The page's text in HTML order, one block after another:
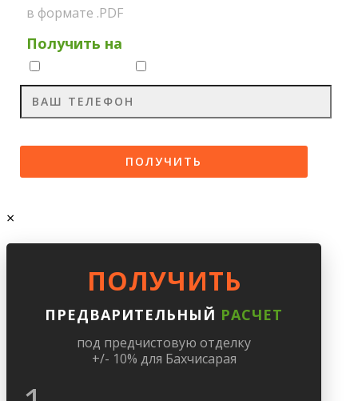
в формате .PDF
Получить на
×
ПОЛУЧИТЬ
ПРЕДВАРИТЕЛЬНЫЙ РАСЧЕТ
под предчистовую отделку
+/- 10% для Бахчисарая